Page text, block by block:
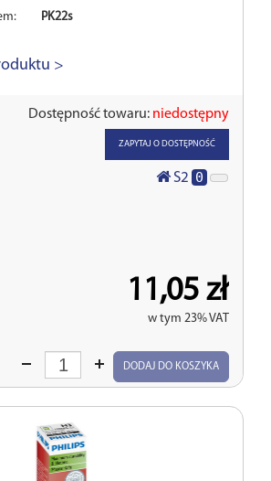
PK22s
>
Dostępność towaru: niedostępny
ZAPYTAJ O DOSTĘPNOŚĆ
S2 0
11,05 zł
w tym 23% VAT
Wprowadź
DODAJ DO KOSZYKA